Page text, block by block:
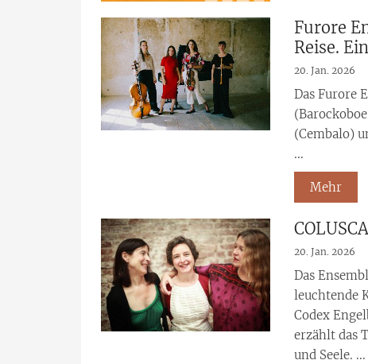
Furore
Reise.
20. Jan. 2026
Das Furore
(Cembalo)
...
Mehr
20. Jan. 2026
Das
leuchtende
Codex
erzählt das
und Seele. ...